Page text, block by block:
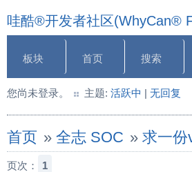
哇酷®开发者社区(WhyCan®
板块 首页 搜索
您尚未登录。 主题: 活跃中 | 无回复
首页 » 全志 SOC » 求一份
页次： 1